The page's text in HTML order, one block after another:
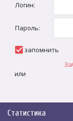
Логин:
Пароль:
запомнить
или
Статистика